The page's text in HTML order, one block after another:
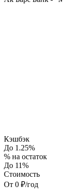
Кэшбэк
До 1.25%
% на остаток
До 11%
Стоимость
От 0 ₽/год